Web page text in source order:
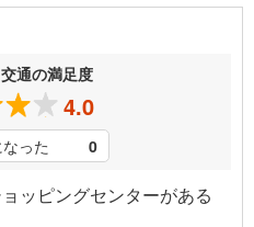
通の満足度
4.0
った 0
ッピングセンターがある